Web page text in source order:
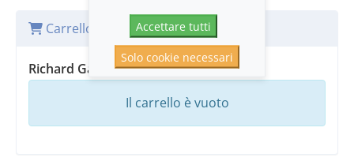
Carrello
Richard Galliano | New Viaggio Trio
Il carrello è vuoto
Accettare tutti
Solo cookie necessari